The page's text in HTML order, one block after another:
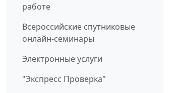
работе
Всероссийские спутниковые
онлайн-семинары
Электронные услуги
"Экспресс Проверка"